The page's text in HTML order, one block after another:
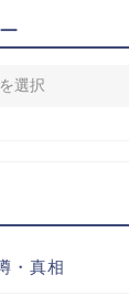
・真相